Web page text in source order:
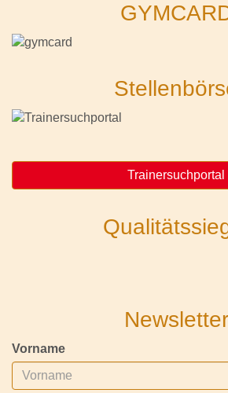
Trainersuchportal
Newsletter
Vorname